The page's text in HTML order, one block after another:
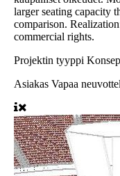
larger seating capacity
comparison.
commercial rights.
Projektin tyyppi
Asiakas Vapaa